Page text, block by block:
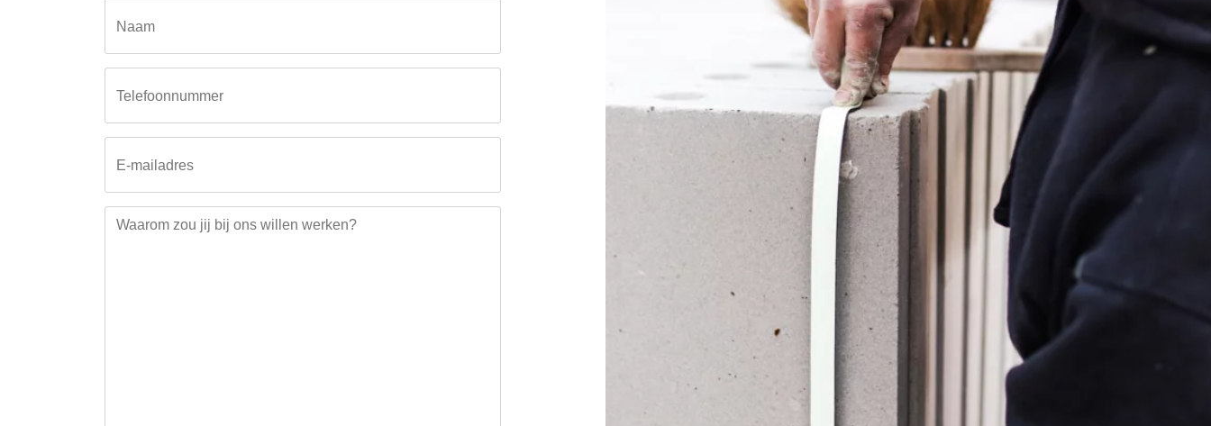
Call
back
by
fax
Naam
Telefoonnummer
E-mailadres
Waarom zou jij bij ons willen werken?